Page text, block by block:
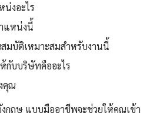
งอะไร
แหน่งนี้
มบัติเหมาะสมสำหรับงานนี้
กับบริษัทคืออะไร
คุณ
กฤษ แบบมืออาชีพจะช่วยให้คุณเข้า